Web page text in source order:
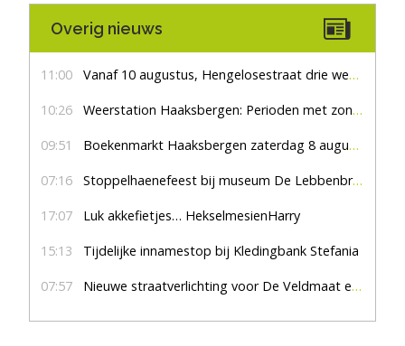
Overig nieuws
11:00 Vanaf 10 augustus, Hengelosestraat drie weken dicht voor doorgaand verkeer
10:26 Weerstation Haaksbergen: Perioden met zon en droog
09:51 Boekenmarkt Haaksbergen zaterdag 8 augustus, marktplein Haaksbergen
07:16 Stoppelhaenefeest bij museum De Lebbenbrugge
17:07 Luk akkefietjes… HekselmesienHarry
15:13 Tijdelijke innamestop bij Kledingbank Stefania
07:57 Nieuwe straatverlichting voor De Veldmaat en De Pas